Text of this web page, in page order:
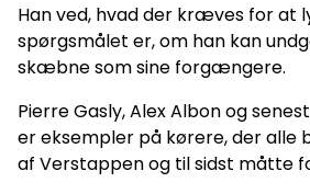
Han ved, hvad der kræves for at
spørgsmålet er, om han kan
skæbne som sine forgængere.
Pierre Gasly, Alex Albon og
er eksempler på kørere, der alle
af Verstappen og til sidst måtte